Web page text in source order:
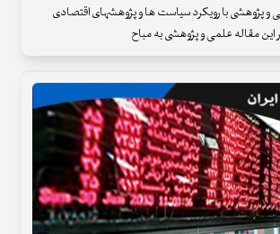
پژوهشی با رویکرد سیاست ها و پژوهشهای اقتصادی
مقاله علمی و پژوهشی به مباح